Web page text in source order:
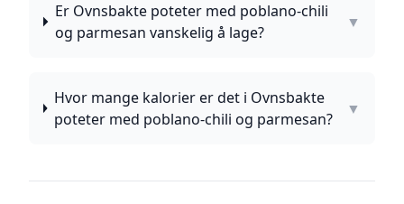
Er Ovnsbakte poteter med poblano-chili
og parmesan vanskelig å lage?
▼
Hvor mange kalorier er det i Ovnsbakte
poteter med poblano-chili og parmesan?
▼